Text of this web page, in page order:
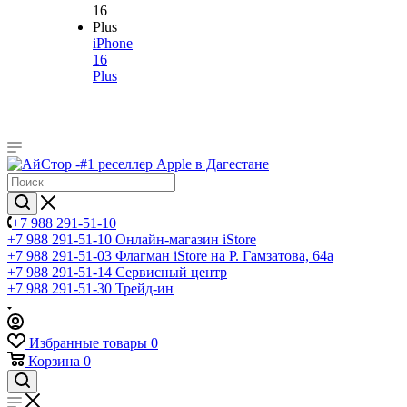
iPhone
16
Plus
+7 988 291-51-10
+7 988 291-51-10 Онлайн-магазин iStore
+7 988 291-51-03 Флагман iStore на Р. Гамзатова, 64а
+7 988 291-51-14 Сервисный центр
+7 988 291-51-30 Трейд-ин
Избранные товары 0
Корзина 0